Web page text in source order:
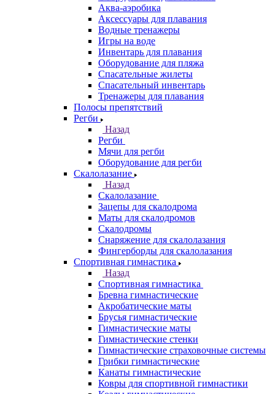
Аква-аэробика
Аксессуары для плавания
Водные тренажеры
Игры на воде
Инвентарь для плавания
Оборудование для пляжа
Спасательные жилеты
Спасательный инвентарь
Тренажеры для плавания
Полосы препятствий
Регби
Назад
Регби
Мячи для регби
Оборудование для регби
Скалолазание
Назад
Скалолазание
Зацепы для скалодрома
Маты для скалодромов
Скалодромы
Снаряжение для скалолазания
Фингерборды для скалолазания
Спортивная гимнастика
Назад
Спортивная гимнастика
Бревна гимнастические
Акробатические маты
Брусья гимнастические
Гимнастические маты
Гимнастические стенки
Гимнастические страховочные системы
Грибки гимнастические
Канаты гимнастические
Ковры для спортивной гимнастики